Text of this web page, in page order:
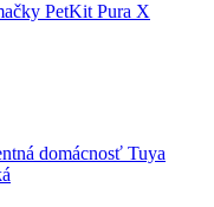
PetKit Pura X
domácnosť Tuya